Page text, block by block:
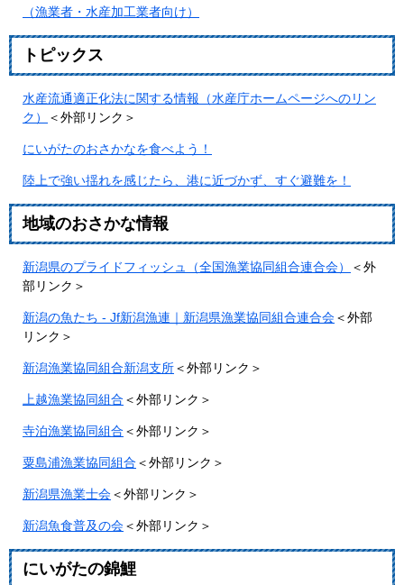
（漁業者・水産加工業者向け）
トピックス
水産流通適正化法に関する情報（水産庁ホームページへのリン
ク）
＜外部リンク＞
にいがたのおさかなを食べよう！
陸上で強い揺れを感じたら、港に近づかず、すぐ避難を！
地域のおさかな情報
新潟県のプライドフィッシュ（全国漁業協同組合連合会）
＜外
部リンク＞
新潟の魚たち - Jf新潟漁連｜新潟県漁業協同組合連合会＜外部
リンク＞
新潟漁業協同組合新潟支所＜外部リンク＞
上越漁業協同組合 ＜外部リンク＞
寺泊漁業協同組合 ＜外部リンク＞
粟島浦漁業協同組合 ＜外部リンク＞
新潟県漁業士会＜外部リンク＞
新潟魚食普及の会＜外部リンク＞
にいがたの錦鯉